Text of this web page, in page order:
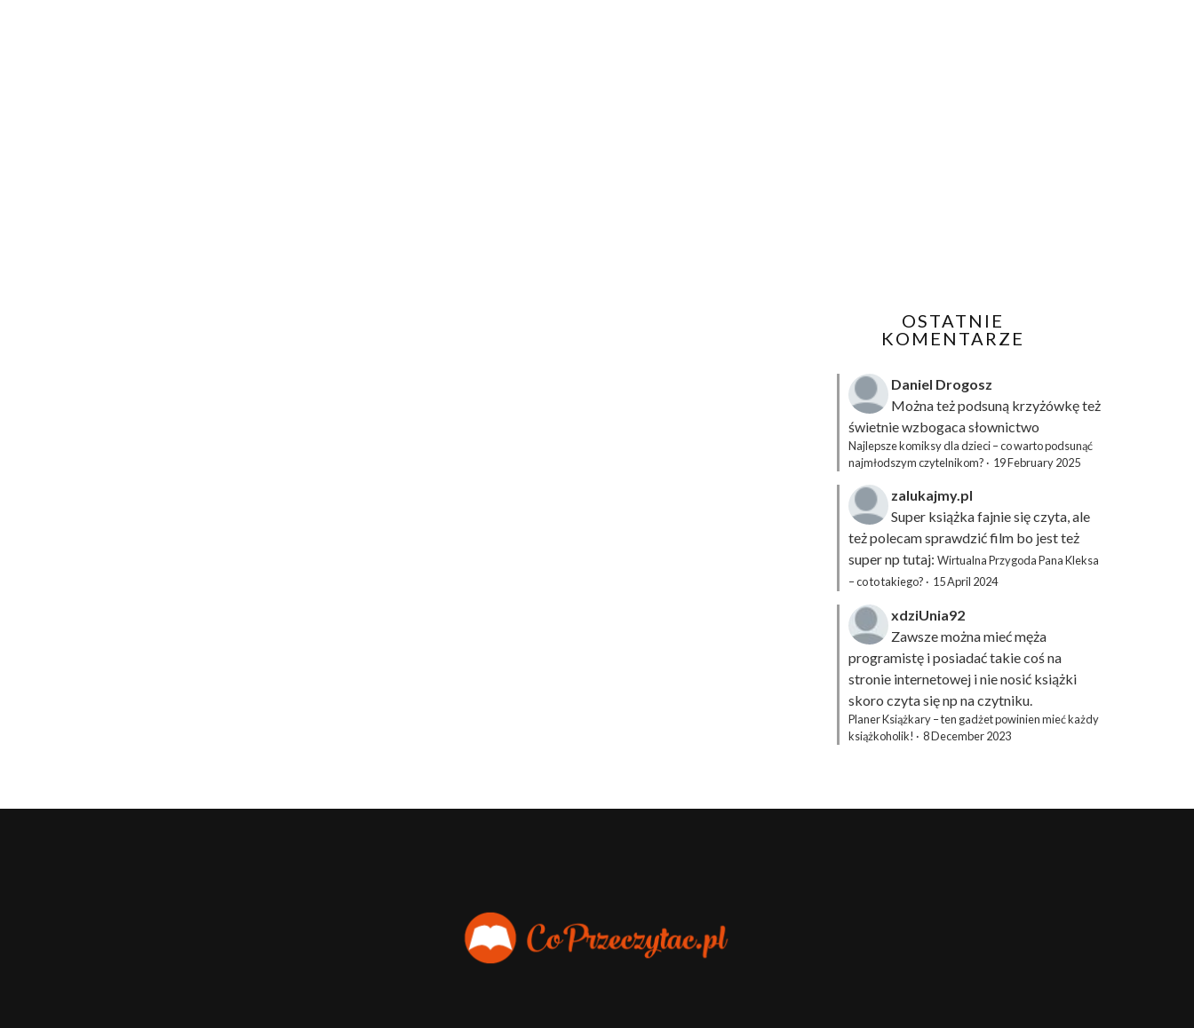
OSTATNIE
KOMENTARZE
Daniel Drogosz
Można też podsuną krzyżówkęteż
świetnie wzbogaca słownictwo
Najlepsze komiksy dla dzieci – co warto podsunąć
najmłodszym czytelnikom? · 19 February 2025
zalukajmy.pl
Super książka fajnie się czyta, ale
też polecam sprawdzić film bo jest też
super np tutaj: Wirtualna Przygoda Pana Kleksa
– co to takiego? · 15 April 2024
xdziUnia92
Zawsze można mieć męża
programistę i posiadać takie coś na
stronie internetowej i nie nosić książki
skoro czyta się np na czytniku.
Planer Książkary – ten gadżet powinien mieć każdy
książkoholik! · 8 December 2023